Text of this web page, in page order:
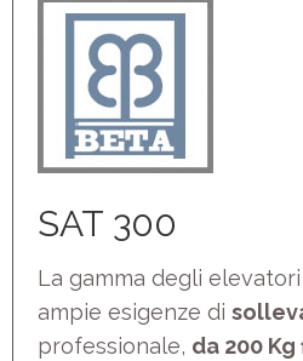
SAT 300
La gamma degli elevatori
ampie esigenze di
professionale, da 200 Kg